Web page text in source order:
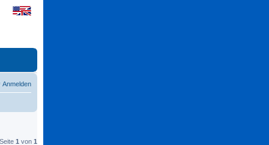
Anmelden
1 von 1